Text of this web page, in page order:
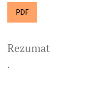
PDF
Rezumat
.